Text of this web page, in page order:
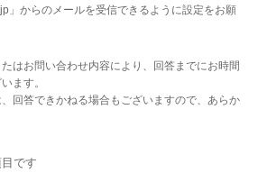
」からのメールを受信できるように設定をお願
はお問い合わせ内容により、回答までにお時間
ます。
回答できかねる場合もございますので、あらか
です